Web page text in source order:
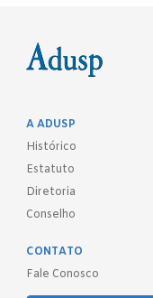
A ADUSP
Histórico
Estatuto
Diretoria
Conselho
CONTATO
Fale Conosco